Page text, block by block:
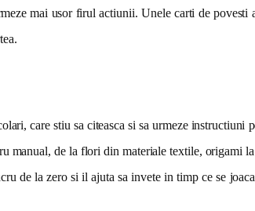
mai usor firul actiunii. Unele carti de
care stiu sa citeasca si sa urmeze
manual, de la flori din materiale textile,
de la zero si il ajuta sa invete in timp ce se